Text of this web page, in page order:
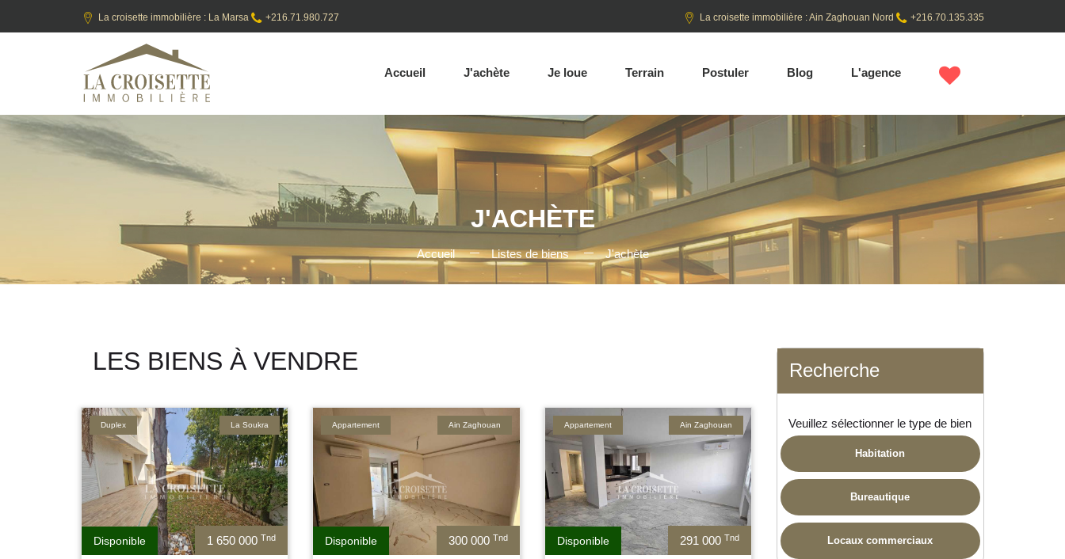
La croisette immobilière : La Marsa +216.71.980.727 La croisette immobilière : Ain Zaghouan Nord +216.70.135.335
Accueil J'achète Je loue Terrain Postuler Blog L'agence
J'ACHÈTE
Accueil Listes de biens J'achète
LES BIENS À VENDRE
1 650 000 Tnd
Disponible
La Soukra
Duplex
300 000 Tnd
Disponible
Ain Zaghouan
Appartement
291 000 Tnd
Disponible
Ain Zaghouan
Appartement
Recherche
Veuillez sélectionner le type de bien
Habitation
Bureautique
Locaux commerciaux